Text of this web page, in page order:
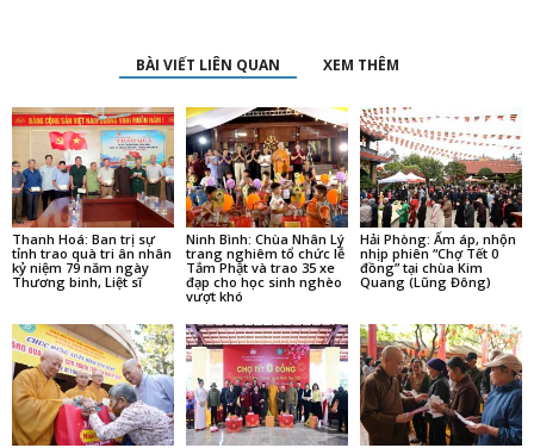
BÀI VIẾT LIÊN QUAN XEM THÊM
Thanh Hoá: Ban trị sự
tỉnh trao quà tri ân nhân
kỷ niệm 79 năm ngày
Thương binh, Liệt sĩ
Ninh Bình: Chùa Nhân Lý
trang nghiêm tổ chức lễ
Tắm Phật và trao 35 xe
đạp cho học sinh nghèo
vượt khó
Hải Phòng: Ấm áp, nhộn
nhịp phiên “Chợ Tết 0
đồng” tại chùa Kim
Quang (Lũng Đông)